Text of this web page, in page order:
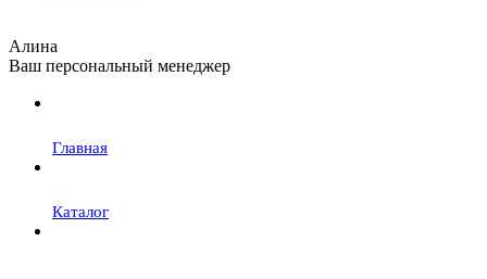
Алина
Ваш персональный менеджер
Главная
Каталог